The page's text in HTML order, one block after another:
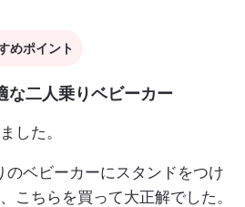
めポイント
な二人乗りベビーカー
した。
のベビーカーにスタンドをつけ
こちらを買って大正解でした。